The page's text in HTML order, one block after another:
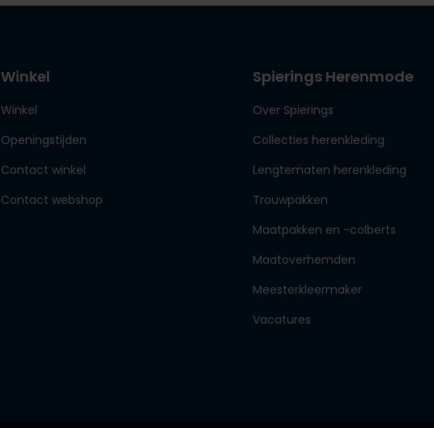
Winkel
Winkel
Openingstijden
Contact winkel
Contact webshop
Spierings Herenmode
Over Spierings
Collecties herenkleding
Lengtematen herenkleding
Trouwpakken
Maatpakken en -colberts
Maatoverhemden
Meesterkleermaker
Vacatures